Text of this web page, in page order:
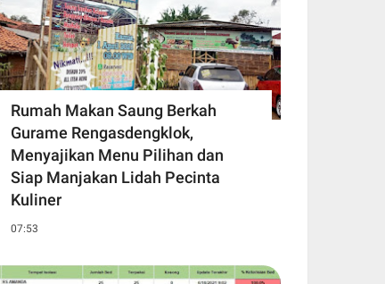
Rumah Makan Saung Berkah
Gurame Rengasdengklok,
Menyajikan Menu Pilihan dan
Siap Manjakan Lidah Pecinta
Kuliner
07:53